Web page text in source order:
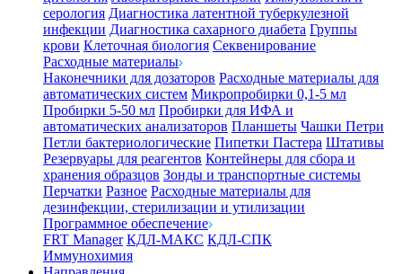
серология Диагностика латентной туберкулезной
инфекции Диагностика сахарного диабета Группы
крови Клеточная биология Секвенирование
Расходные материалы
Наконечники для дозаторов Расходные материалы для
автоматических систем Микропробирки 0,1-5 мл
Пробирки 5-50 мл Пробирки для ИФА и
автоматических анализаторов Планшеты Чашки Петри
Петли бактериологические Пипетки Пастера Штативы
Резервуары для реагентов Контейнеры для сбора и
хранения образцов Зонды и транспортные системы
Перчатки Разное Расходные материалы для
дезинфекции, стерилизации и утилизации
Программное обеспечение
FRT Manager КДЛ-МАКС КДЛ-СПК
Иммунохимия